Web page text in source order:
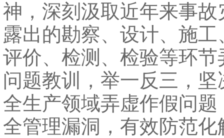
神，深刻汲取近年来事故
露出的勘察、设计、施工
评价、检测、检验等环节
问题教训，举一反三，坚
全生产领域弄虚作假问题
全管理漏洞，有效防范化